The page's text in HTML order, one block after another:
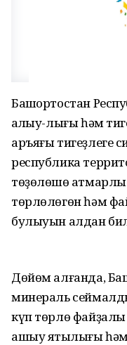
Башҡортостан
ҡалҡыу-лығы һәм
аръяғы тигеҙлеге
республика
төҙөлөшө
төрлөлөгөн һәм
булыуын алдан
Дөйөм алғанда,
минераль
күп төрлө
ашыу ятҡылығы